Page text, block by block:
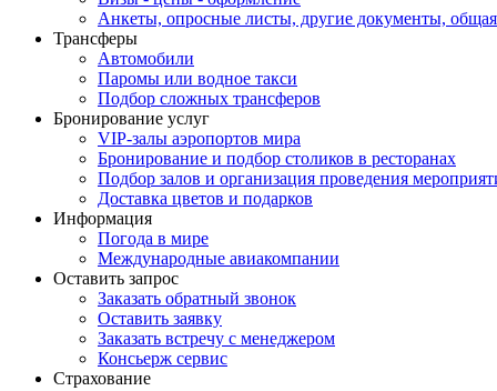
Анкеты, опросные листы, другие документы,
Трансферы
Автомобили
Паромы или водное такси
Подбор сложных трансферов
Бронирование услуг
VIP-залы аэропортов мира
Бронирование и подбор столиков в ресторанах
Подбор залов и организация проведения
Доставка цветов и подарков
Информация
Погода в мире
Международные авиакомпании
Оставить запрос
Заказать обратный звонок
Оставить заявку
Заказать встречу с менеджером
Консьерж сервис
Страхование